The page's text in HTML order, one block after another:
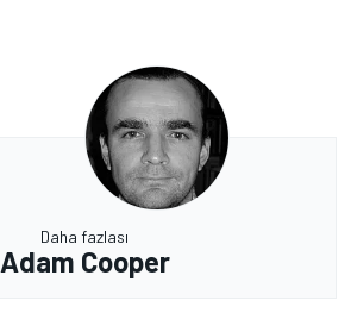
Daha fazlası
Adam Cooper